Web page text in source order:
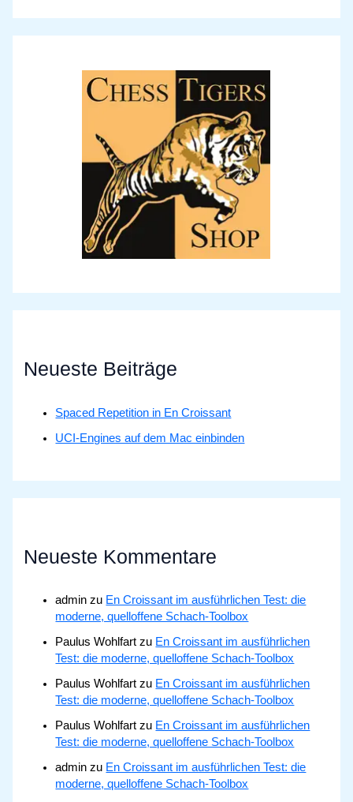
Neueste Beiträge
Spaced Repetition in En Croissant
UCI-Engines auf dem Mac einbinden
Neueste Kommentare
admin zu En Croissant im ausführlichen Test: die
moderne, quelloffene Schach-Toolbox
Paulus Wohlfart zu En Croissant im ausführlichen
Test: die moderne, quelloffene Schach-Toolbox
Paulus Wohlfart zu En Croissant im ausführlichen
Test: die moderne, quelloffene Schach-Toolbox
Paulus Wohlfart zu En Croissant im ausführlichen
Test: die moderne, quelloffene Schach-Toolbox
admin zu En Croissant im ausführlichen Test: die
moderne, quelloffene Schach-Toolbox